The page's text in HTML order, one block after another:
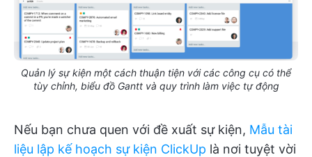
Quản lý sự kiện một cách thuận tiện với các công cụ có thể
tùy chỉnh, biểu đồ Gantt và quy trình làm việc tự động
Nếu bạn chưa quen với đề xuất sự kiện, Mẫu tài
liệu lập kế hoạch sự kiện ClickUp là nơi tuyệt vời